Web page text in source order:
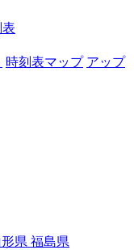
時刻表マップ アップ
県 福島県